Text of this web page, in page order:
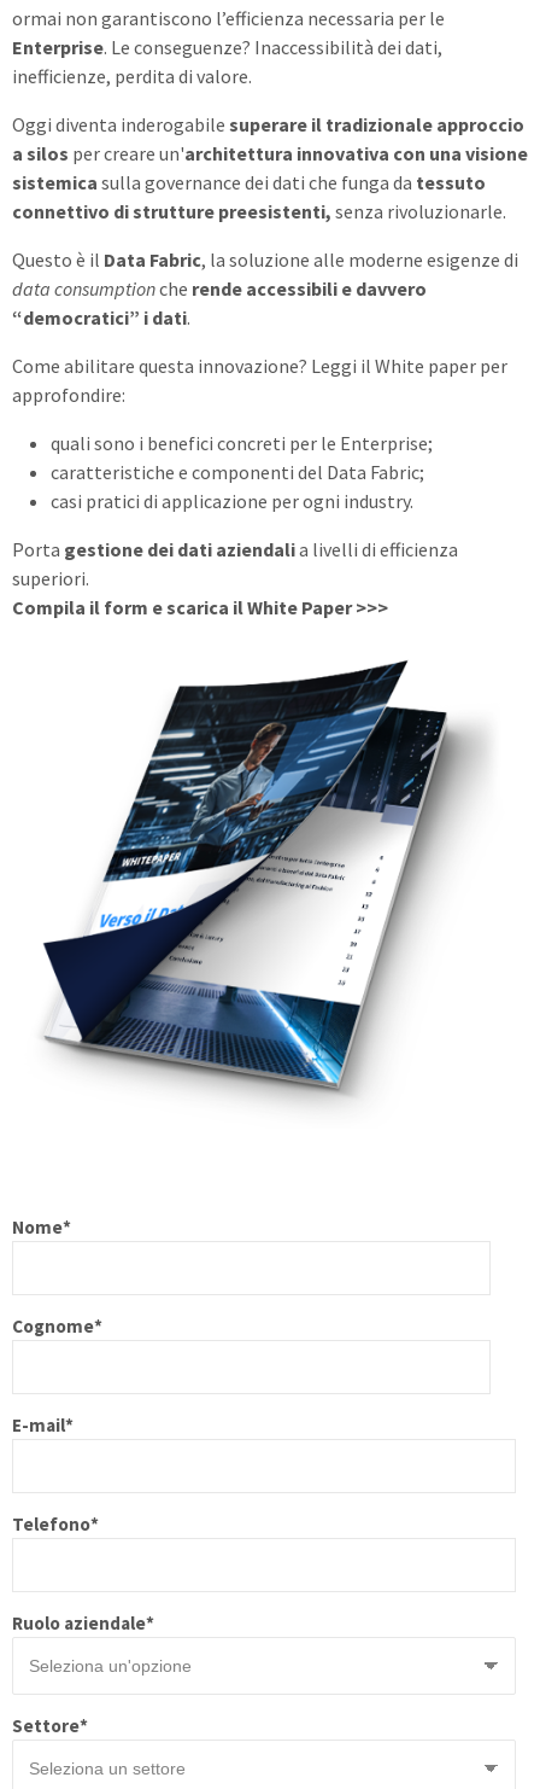
ormai non garantiscono l’efficienza necessaria per le
Enterprise. Le conseguenze? Inaccessibilità dei dati,
inefficienze, perdita di valore.
Oggi diventa inderogabile superare il tradizionale approccio
a silos per creare un'architettura innovativa con una visione
sistemica sulla governance dei dati che funga da tessuto
connettivo di strutture preesistenti, senza rivoluzionarle.
Questo è il Data Fabric, la soluzione alle moderne esigenze di
data consumptionche rende accessibili e davvero
“democratici” i dati.
Come abilitare questa innovazione? Leggi il White paper per
approfondire:
quali sono i benefici concreti per le Enterprise;
caratteristiche e componenti del Data Fabric;
casi pratici di applicazione per ogni industry.
Porta gestione dei dati aziendalia livelli di efficienza
superiori.
Compila il form e scarica il White Paper >>>
Nome*
Cognome*
E-mail*
Telefono*
Ruolo aziendale*
Settore*